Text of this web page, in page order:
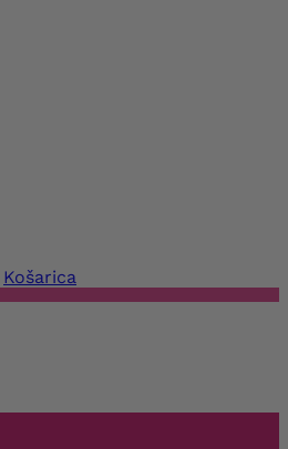
Košarica